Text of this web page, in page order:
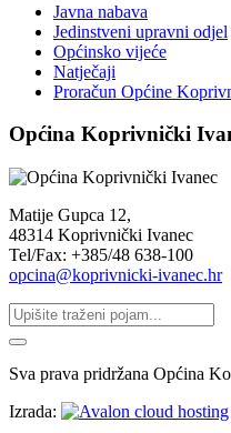
Javna nabava
Jedinstveni upravni odjel
Općinsko vijeće
Natječaji
Proračun Općine
Općina Koprivnički
Matije Gupca 12,
48314 Koprivnički Ivanec
Tel/Fax: +385/48 638-100
opcina@koprivnicki-ivanec.hr
Sva prava pridržana Općina
Izrada: